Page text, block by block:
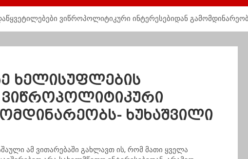
ვიწროპოლიტიკური ინტერესებიდან
ხელისუფლების
ვიწროპოლიტიკური
ხუხაშვილი
ამ ვითარებაში გახლავთ ის, რომ მათი ყველა